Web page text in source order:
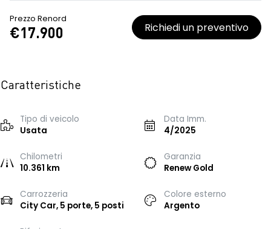
Prezzo Renord
€17.900 Richiedi un preventivo
Caratteristiche
Tipo di veicolo
Usata
Data Imm.
4/2025
Chilometri
10.361 km
Garanzia
Renew Gold
Carrozzeria
City Car, 5 porte, 5 posti
Colore esterno
Argento